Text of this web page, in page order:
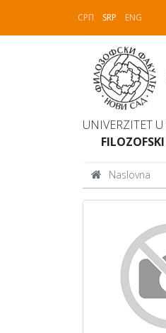
СРП SRP ENG
UNIVERZITET
Naslovna